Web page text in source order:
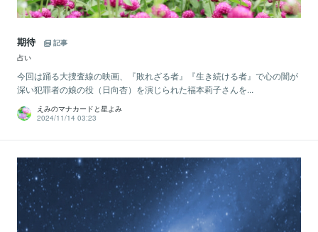
期待
記事
占い
今回は踊る大捜査線の映画、『敗れざる者』『生き続ける者』で心の闇が
深い犯罪者の娘の役（日向杏）を演じられた福本莉子さんを...
えみのマナカードと星よみ
2024/11/14 03:23